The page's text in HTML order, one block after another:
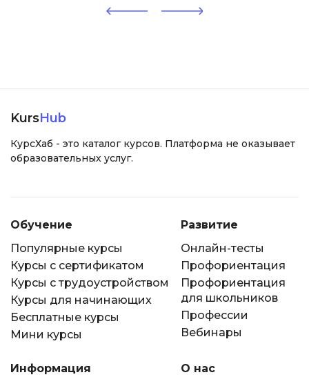
KursHub
КурсХаб - это каталог курсов. Платформа не оказывает
образовательных услуг.
Обучение
Популярные курсы
Курсы с сертификатом
Курсы с трудоустройством
Курсы для начинающих
Бесплатные курсы
Мини курсы
Развитие
Онлайн-тесты
Профориентация
Профориентация
для школьников
Профессии
Вебинары
Информация
О нас